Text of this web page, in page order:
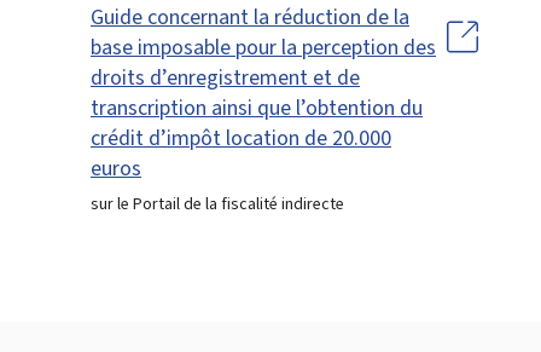
Guide concernant la réduction de la
base imposable pour la perception des
droits d’enregistrement et de
transcription ainsi que l’obtention du
crédit d’impôt location de 20.000
euros
sur le Portail de la fiscalité indirecte